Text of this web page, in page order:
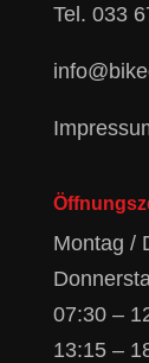
Tel. 033
Montag /
07:30 –
13:15 –